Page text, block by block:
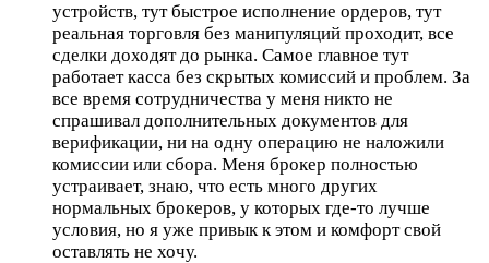
устройств, тут быстрое исполнение ордеров, тут
реальная торговля без манипуляций проходит, все
сделки доходят до рынка. Самое главное тут
работает касса без скрытых комиссий и проблем. За
все время сотрудничества у меня никто не
спрашивал дополнительных документов для
верификации, ни на одну операцию не наложили
комиссии или сбора. Меня брокер полностью
устраивает, знаю, что есть много других
нормальных брокеров, у которых где-то лучше
условия, но я уже привык к этом и комфорт свой
оставлять не хочу.